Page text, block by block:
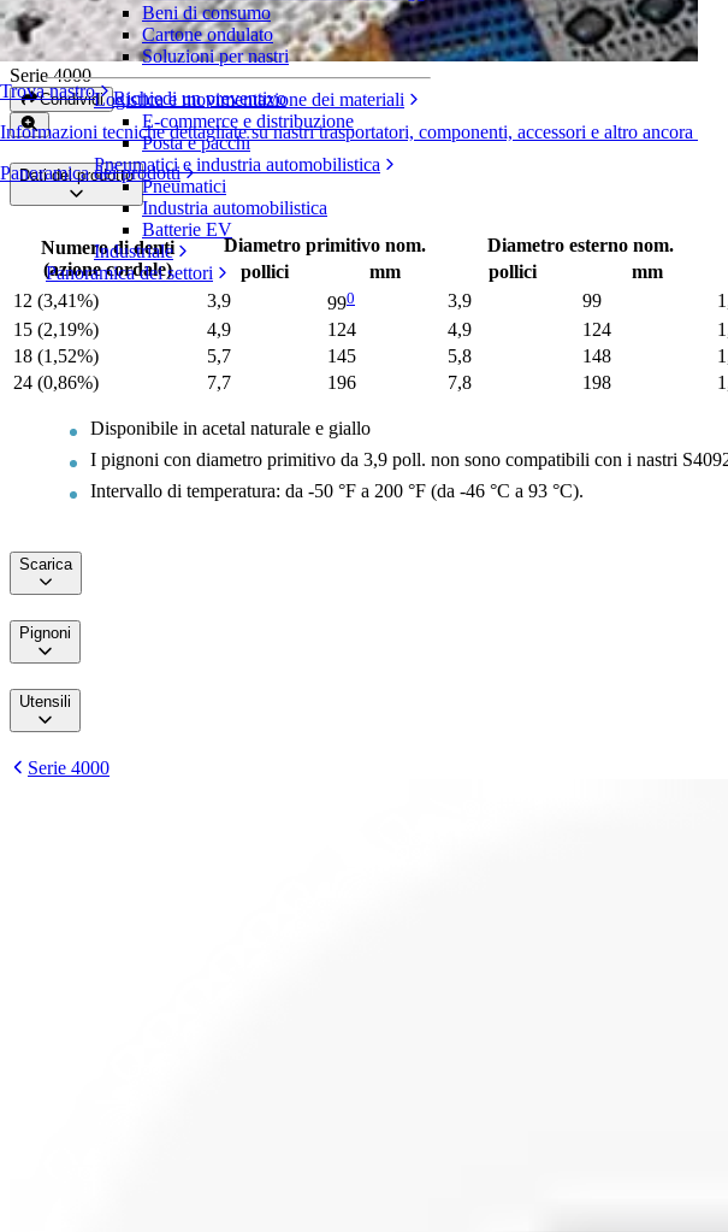
Trova nastro
Informazioni tecniche dettagliate su nastri trasportatori, componenti, accessori e altro ancora
Panoramica dei prodotti
Beni di consumo
Cartone ondulato
Soluzioni per nastri
Logistica e movimentazione dei materiali
E-commerce e distribuzione
Posta e pacchi
Pneumatici e industria automobilistica
Pneumatici
Industria automobilistica
Batterie EV
Industriale
Panoramica dei settori
Pignoni stampati
Serie 4000
Condividi Richiedi un preventivo
Dati del prodotto
Numero di denti
(azione cordale)
Diametro primitivo nom. Diametro esterno nom.
pollici
mm pollici mm
12 (3,41%)
3,9 990 3,9 99
15 (2,19%)
4,9 124 4,9 124
18 (1,52%)
5,7 145 5,8 148
24 (0,86%)
7,7 196 7,8 198
Disponibile in acetal naturale e giallo
I pignoni con diametro primitivo da 3,9 poll. non sono compatibili con i nastri
Intervallo di temperatura: da -50 °F a 200 °F (da -46 °C a 93 °C).
Scarica
Pignoni
Utensili
Serie 4000